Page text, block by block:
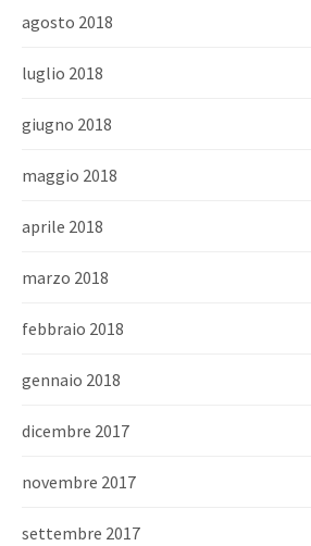
agosto 2018
luglio 2018
giugno 2018
maggio 2018
aprile 2018
marzo 2018
febbraio 2018
gennaio 2018
dicembre 2017
novembre 2017
settembre 2017